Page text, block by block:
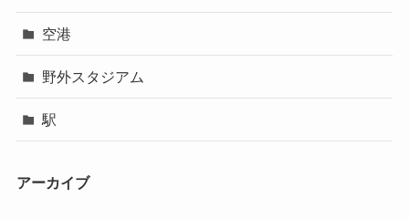
空港
野外スタジアム
駅
アーカイブ